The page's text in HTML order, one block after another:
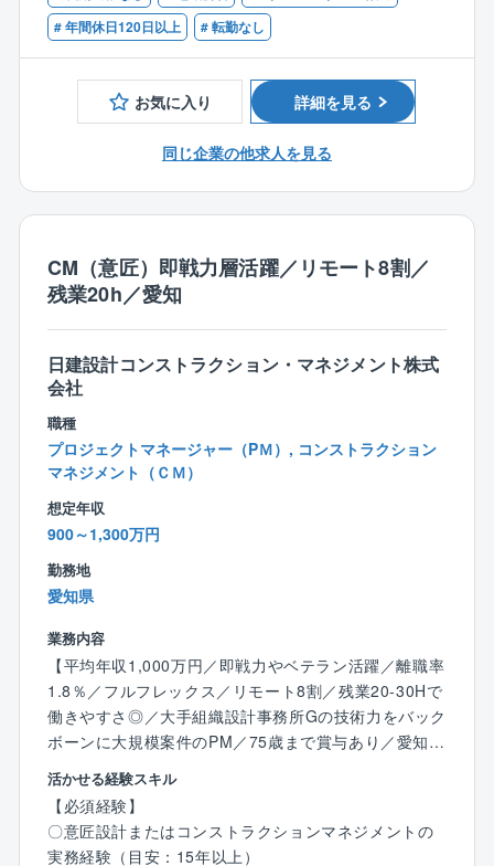
3. 【裁量権を持った働き方×チーム体制によるリスク
分散】
案件は個人の抱え込みを防ぐチーム制で推進。責任あ
るポジションでありながら、特定個人への過度な負担
集中を物理的に回避しています。
し、高い生産性とタイムマネジメントを両立できる環
■有利子負債が少なく、実質的には無借金の経営を続け
ており、不況の中でも、強固な財務基盤をベースに地
に足の着いた事業を展開しています。
◎誠実施工の奥村組
が、お客様の信頼に繋がっております。
目置かれたシールドトンネル技術や山岳トンネル技術
きました。
■建築では、国内初の実用免震ビルを建設するなど「免
震のパイオニア」的存在としての地位を築いてきまし
た。
◎働き方に対する取り組み多数！
■残業時間削減や仕事とプライベートを両立という、建
設業界で働く方が望む事項に関して、奥村組は率先し
て取り組んでおります。
細については下記URLをご覧ください。
〇働き方に関するURL：
chrome-extension://efaidnbmnnnibpcajpcglclefindmk
aj/https://www.okumuragumi.co.jp/environment/repo
■現場代理人や現場所長のご経験をお持ちの方
■安全管理部門でのご経験をお持ちの方
【歓迎】
■労働安全コンサルタントのご資格をお持ちの方
# 年間休日120日以上
# 転勤なし
お気に入り 詳細を見る
同じ企業の他求人を見る
CM（意匠）即戦力層活躍／リモート8割／
残業20h／愛知
日建設計コンストラクション・マネジメント株式
会社
職種
プロジェクトマネージャー（PＭ）, コンストラクション
マネジメント（ＣＭ）
想定年収
900～1,300万円
勤務地
愛知県
業務内容
【平均年収1,000万円／即戦力やベテラン活躍／離職率
1.8％／フルフレックス／リモート8割／残業20-30Hで
働きやすさ◎／大手組織設計事務所Gの技術力をバック
ボーンに大規模案件のPM／75歳まで賞与あり／愛知】
同社の名古屋オフィスにて事業主の代行者として、プ
ロジェクトマネジメントをトータルで担っていただき
ます。
活かせる経験スキル
【必須経験】
〇意匠設計またはコンストラクションマネジメントの
実務経験（目安：15年以上）